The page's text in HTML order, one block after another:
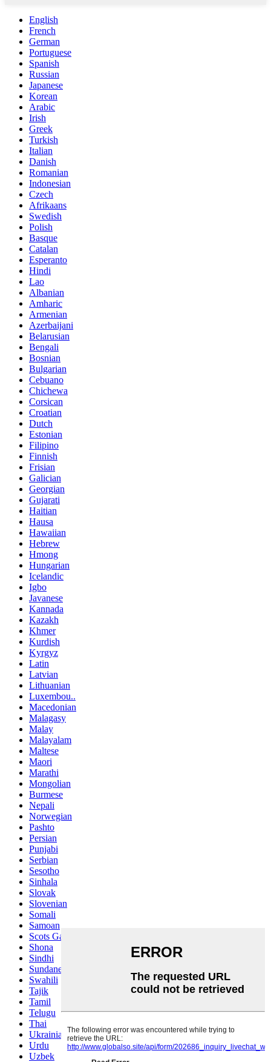
English
French
German
Portuguese
Spanish
Russian
Japanese
Korean
Arabic
Irish
Greek
Turkish
Italian
Danish
Romanian
Indonesian
Czech
Afrikaans
Swedish
Polish
Basque
Catalan
Esperanto
Hindi
Lao
Albanian
Amharic
Armenian
Azerbaijani
Belarusian
Bengali
Bosnian
Bulgarian
Cebuano
Chichewa
Corsican
Croatian
Dutch
Estonian
Filipino
Finnish
Frisian
Galician
Georgian
Gujarati
Haitian
Hausa
Hawaiian
Hebrew
Hmong
Hungarian
Icelandic
Igbo
Javanese
Kannada
Kazakh
Khmer
Kurdish
Kyrgyz
Latin
Latvian
Lithuanian
Luxembou..
Macedonian
Malagasy
Malay
Malayalam
Maltese
Maori
Marathi
Mongolian
Burmese
Nepali
Norwegian
Pashto
Persian
Punjabi
Serbian
Sesotho
Sinhala
Slovak
Slovenian
Somali
Samoan
Scots Gaelic
Shona
Sindhi
Sundanese
Swahili
Tajik
Tamil
Telugu
Thai
Ukrainian
Urdu
Uzbek